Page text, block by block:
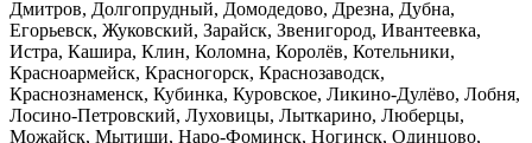
Дмитров, Долгопрудный, Домодедово, Дрезна, Дубна,
Егорьевск, Жуковский, Зарайск, Звенигород, Ивантеевка,
Истра, Кашира, Клин, Коломна, Королёв, Котельники,
Красноармейск, Красногорск, Краснозаводск,
Краснознаменск, Кубинка, Куровское, Ликино-Дулёво, Лобня,
Лосино-Петровский, Луховицы, Лыткарино, Люберцы,
Можайск, Мытищи, Наро-Фоминск, Ногинск, Одинцово,